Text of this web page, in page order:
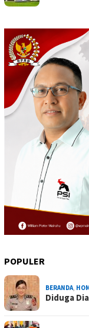
POPULER
BERANDA
Diduga